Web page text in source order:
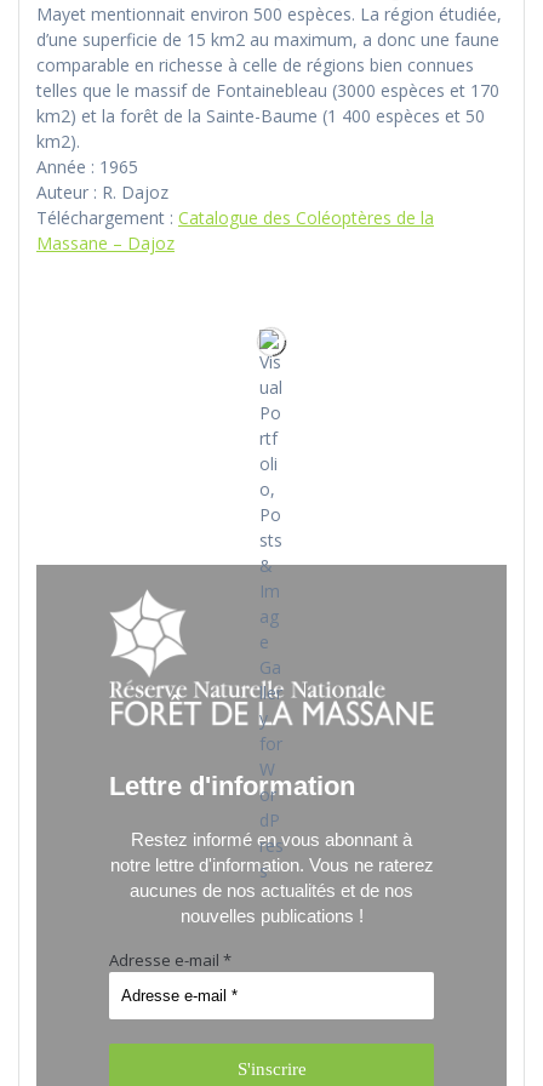
Mayet mentionnait environ 500 espèces. La région étudiée,
d’une superficie de 15 km2 au maximum, a donc une faune
comparable en richesse à celle de régions bien connues
telles que le massif de Fontainebleau (3000 espèces et 170
km2) et la forêt de la Sainte-Baume (1 400 espèces et 50
km2).
Année : 1965
Auteur : R. Dajoz
Téléchargement : Catalogue des Coléoptères de la
Massane – Dajoz
Lettre d'information
Restez informé en vous abonnant à
notre lettre d'information. Vous ne raterez
aucunes de nos actualités et de nos
nouvelles publications !
Adresse e-mail *